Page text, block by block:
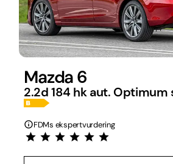
Mazda 6
2.2d 184 hk aut. Optimum
FDMs ekspertvurdering